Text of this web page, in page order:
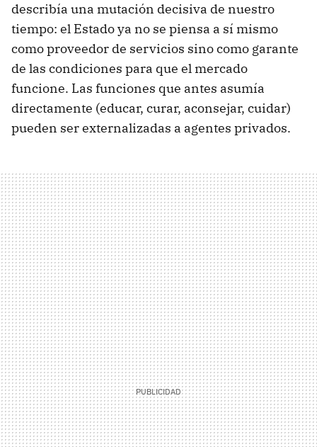
describía una mutación decisiva de nuestro
tiempo: el Estado ya no se piensa a sí mismo
como proveedor de servicios sino como garante
de las condiciones para que el mercado
funcione. Las funciones que antes asumía
directamente (educar, curar, aconsejar, cuidar)
pueden ser externalizadas a agentes privados.